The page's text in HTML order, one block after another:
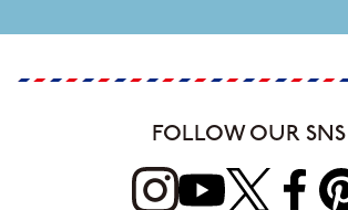
FOLLOW OUR SNS